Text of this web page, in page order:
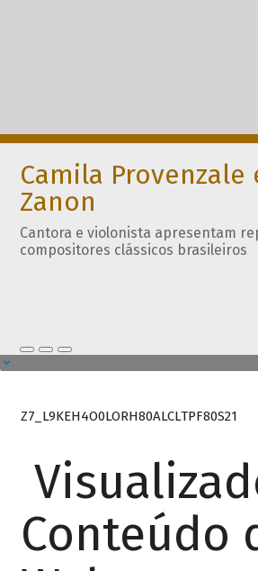
Camila Provenzale
Zanon
Cantora e violonista apresentam
compositores clássicos brasileiros
Z7_L9KEH4O0LORH80ALCLTPF80S21
Conteúdo